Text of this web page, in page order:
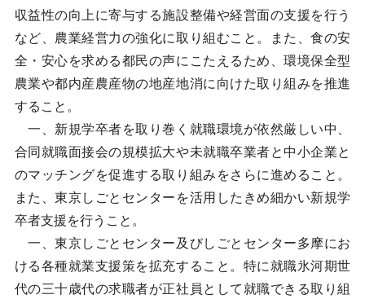
収益性の向上に寄与する施設整備や経営面の支援を行う
など、農業経営力の強化に取り組むこと。また、食の安
全・安心を求める都民の声にこたえるため、環境保全型
農業や都内産農産物の地産地消に向けた取り組みを推進
すること。
一、新規学卒者を取り巻く就職環境が依然厳しい中、
合同就職面接会の規模拡大や未就職卒業者と中小企業と
のマッチングを促進する取り組みをさらに進めること。
また、東京しごとセンターを活用したきめ細かい新規学
卒者支援を行うこと。
一、東京しごとセンター及びしごとセンター多摩にお
ける各種就業支援策を拡充すること。特に就職氷河期世
代の三十歳代の求職者が正社員として就職できる取り組